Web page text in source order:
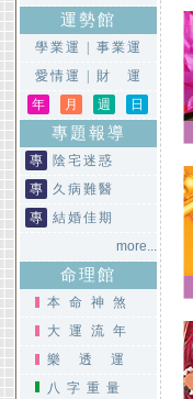
運勢館
學業運
事業運
愛情運
財 運
年
月 週 日
專題報導
專
陰宅迷惑
專
久病難醫
專
結婚佳期
more...
命理館
本命神煞
大運流年
樂透運
八字重量